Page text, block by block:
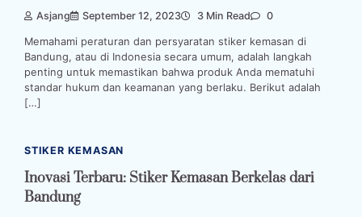
Asjang September 12, 2023 3 Min Read 0
Memahami peraturan dan persyaratan stiker kemasan di
Bandung, atau di Indonesia secara umum, adalah langkah
penting untuk memastikan bahwa produk Anda mematuhi
standar hukum dan keamanan yang berlaku. Berikut adalah
[…]
STIKER KEMASAN
Inovasi Terbaru: Stiker Kemasan Berkelas dari
Bandung